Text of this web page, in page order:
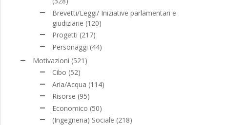
Brevetti/Leggi/ Iniziative parlamentari e
giudiziarie (120)
Progetti (217)
Personaggi (44)
Motivazioni (521)
Cibo (52)
Aria/Acqua (114)
Risorse (95)
Economico (50)
(Ingegneria) Sociale (218)